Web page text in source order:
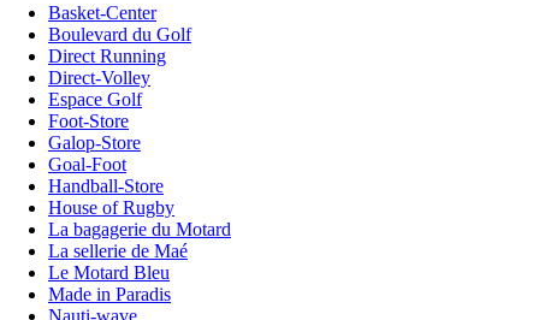
Basket-Center
Boulevard du Golf
Direct Running
Direct-Volley
Espace Golf
Foot-Store
Galop-Store
Goal-Foot
Handball-Store
House of Rugby
La bagagerie du Motard
La sellerie de Maé
Le Motard Bleu
Made in Paradis
Nauti-wave